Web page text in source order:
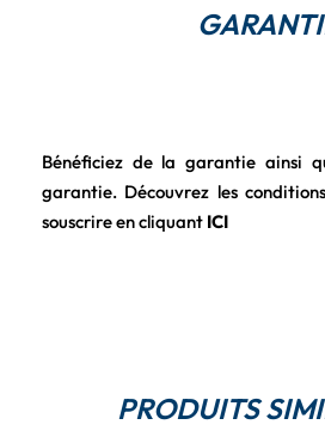
Bénéficiez de la garantie ainsi
garantie. Découvrez les
souscrire en cliquant ICI
PRODUITS